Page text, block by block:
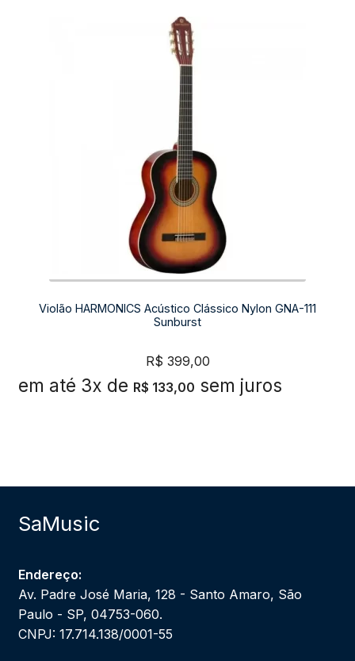
Violão HARMONICS Acústico Clássico Nylon GNA-111
Sunburst
R$ 399,00
em até 3x de R$ 133,00 sem juros
SaMusic
Endereço:
Av. Padre José Maria, 128 - Santo Amaro, São
Paulo - SP, 04753-060.
CNPJ: 17.714.138/0001-55